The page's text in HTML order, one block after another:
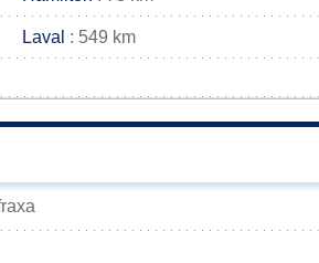
Laval : 549 km